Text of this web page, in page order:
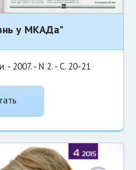
у МКАДа"
- 2007. - N 2. - С. 20-21